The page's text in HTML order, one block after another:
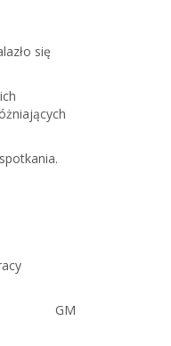
się
GM